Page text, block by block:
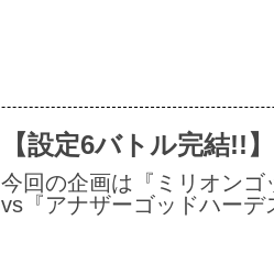
【設定6バトル完結!!
今回の企画は『ミリオン
vs『アナザーゴッドハー